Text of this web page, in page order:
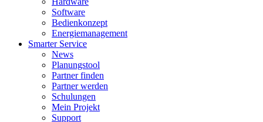
Software
Bedienkonzept
Energiemanagement
Smarter Service
News
Planungstool
Partner finden
Partner werden
Schulungen
Mein Projekt
Support